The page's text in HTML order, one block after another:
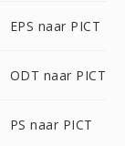
EPS naar PICT
ODT naar PICT
PS naar PICT